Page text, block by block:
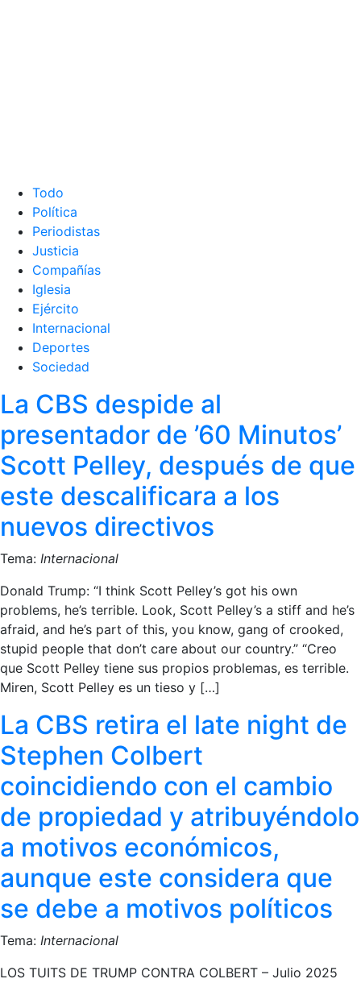
Todo
Política
Periodistas
Justicia
Compañías
Iglesia
Ejército
Internacional
Deportes
Sociedad
La CBS despide al
presentador de ’60 Minutos’
Scott Pelley, después de que
este descalificara a los
nuevos directivos
Tema: Internacional
Donald Trump: “I think Scott Pelley’s got his own
problems, he’s terrible. Look, Scott Pelley’s a stiff and he’s
afraid, and he’s part of this, you know, gang of crooked,
stupid people that don’t care about our country.” “Creo
que Scott Pelley tiene sus propios problemas, es terrible.
Miren, Scott Pelley es un tieso y […]
La CBS retira el late night de
Stephen Colbert
coincidiendo con el cambio
de propiedad y atribuyéndolo
a motivos económicos,
aunque este considera que
se debe a motivos políticos
Tema: Internacional
LOS TUITS DE TRUMP CONTRA COLBERT – Julio 2025